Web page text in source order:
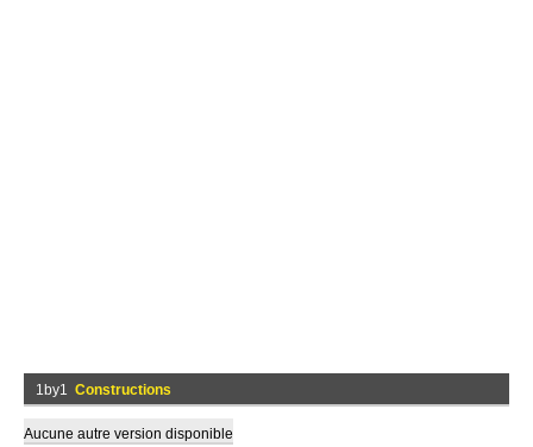
1by1 Constructions
Aucune autre version disponible